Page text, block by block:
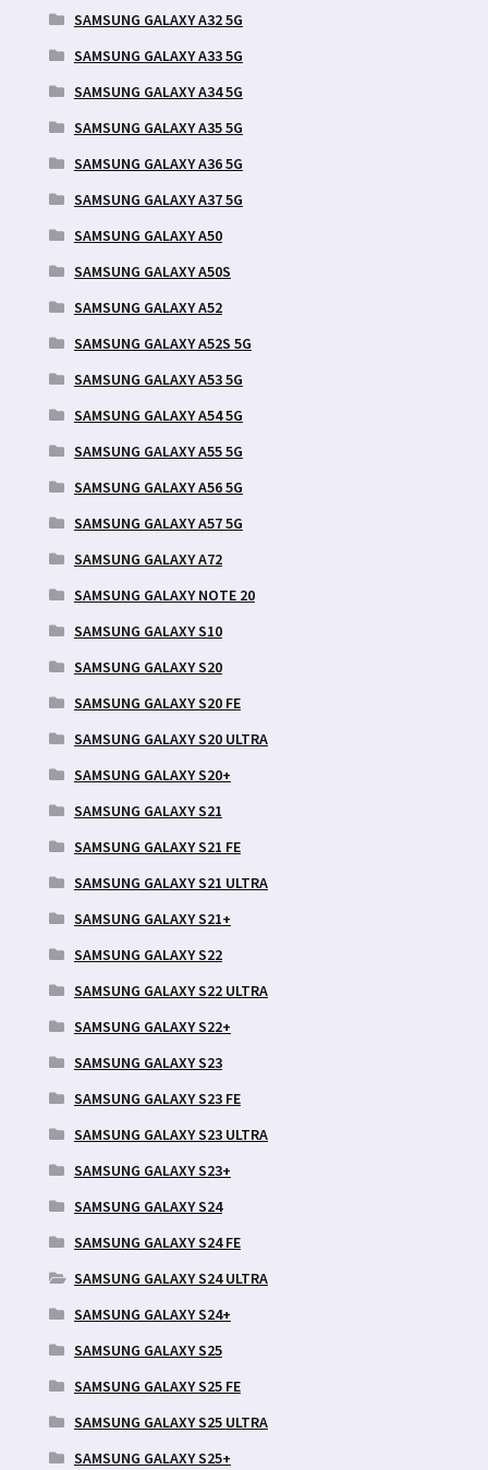
SAMSUNG GALAXY A32 5G
SAMSUNG GALAXY A33 5G
SAMSUNG GALAXY A34 5G
SAMSUNG GALAXY A35 5G
SAMSUNG GALAXY A36 5G
SAMSUNG GALAXY A37 5G
SAMSUNG GALAXY A50
SAMSUNG GALAXY A50S
SAMSUNG GALAXY A52
SAMSUNG GALAXY A52S 5G
SAMSUNG GALAXY A53 5G
SAMSUNG GALAXY A54 5G
SAMSUNG GALAXY A55 5G
SAMSUNG GALAXY A56 5G
SAMSUNG GALAXY A57 5G
SAMSUNG GALAXY A72
SAMSUNG GALAXY NOTE 20
SAMSUNG GALAXY S10
SAMSUNG GALAXY S20
SAMSUNG GALAXY S20 FE
SAMSUNG GALAXY S20 ULTRA
SAMSUNG GALAXY S20+
SAMSUNG GALAXY S21
SAMSUNG GALAXY S21 FE
SAMSUNG GALAXY S21 ULTRA
SAMSUNG GALAXY S21+
SAMSUNG GALAXY S22
SAMSUNG GALAXY S22 ULTRA
SAMSUNG GALAXY S22+
SAMSUNG GALAXY S23
SAMSUNG GALAXY S23 FE
SAMSUNG GALAXY S23 ULTRA
SAMSUNG GALAXY S23+
SAMSUNG GALAXY S24
SAMSUNG GALAXY S24 FE
SAMSUNG GALAXY S24 ULTRA
SAMSUNG GALAXY S24+
SAMSUNG GALAXY S25
SAMSUNG GALAXY S25 FE
SAMSUNG GALAXY S25 ULTRA
SAMSUNG GALAXY S25+